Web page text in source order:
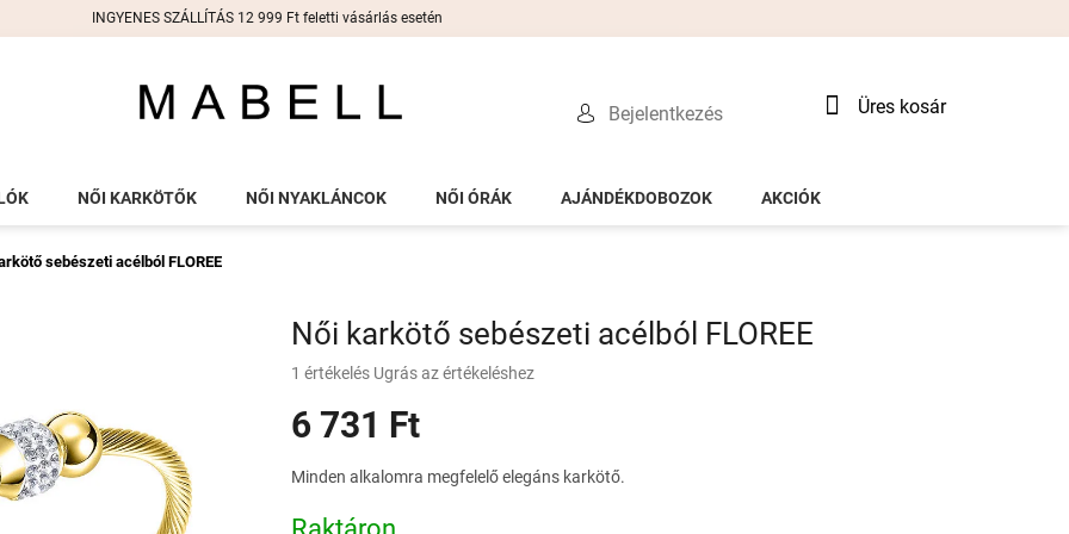
INGYENES SZÁLLÍTÁS 12 999 Ft feletti vásárlás esetén
Bejelentkezés Kosár
Üres kosár
NŐI KARKÖTŐK NŐI NYAKLÁNCOK NŐI ÓRÁK AJÁNDÉKDOBOZOK AKCIÓK
sebészeti acélból FLOREE
Női karkötő sebészeti acélból FLOREE
A
átlagos
értékelése
ből
1 értékelés Ugrás az értékeléshez
6 731 Ft
Minden alkalomra megfelelő elegáns karkötő.